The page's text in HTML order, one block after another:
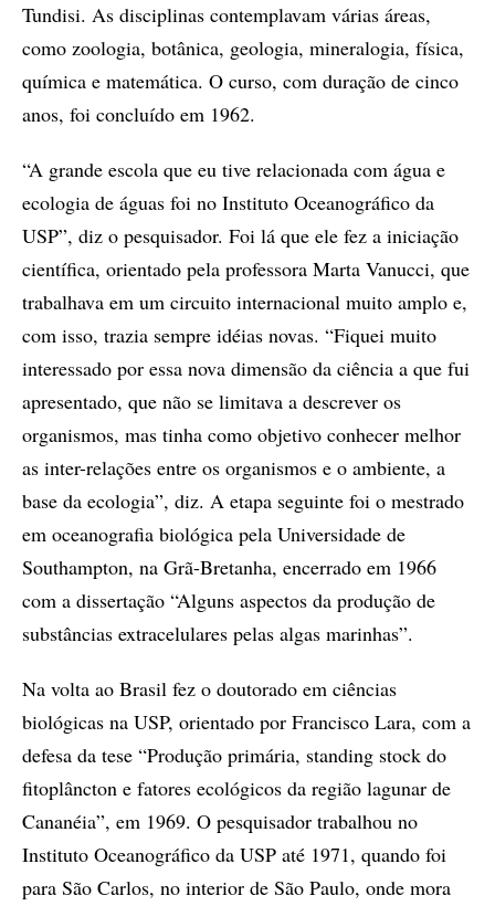
Tundisi. As disciplinas contemplavam várias áreas,
como zoologia, botânica, geologia, mineralogia, física,
química e matemática. O curso, com duração de cinco
anos, foi concluído em 1962.
“A grande escola que eu tive relacionada com água e
ecologia de águas foi no Instituto Oceanográfico da
USP”, diz o pesquisador. Foi lá que ele fez a iniciação
científica, orientado pela professora Marta Vanucci, que
trabalhava em um circuito internacional muito amplo e,
com isso, trazia sempre idéias novas. “Fiquei muito
interessado por essa nova dimensão da ciência a que fui
apresentado, que não se limitava a descrever os
organismos, mas tinha como objetivo conhecer melhor
as inter-relações entre os organismos e o ambiente, a
base da ecologia”, diz. A etapa seguinte foi o mestrado
em oceanografia biológica pela Universidade de
Southampton, na Grã-Bretanha, encerrado em 1966
com a dissertação “Alguns aspectos da produção de
substâncias extracelulares pelas algas marinhas”.
Na volta ao Brasil fez o doutorado em ciências
biológicas na USP, orientado por Francisco Lara, com a
defesa da tese “Produção primária, standing stock do
fitoplâncton e fatores ecológicos da região lagunar de
Cananéia”, em 1969. O pesquisador trabalhou no
Instituto Oceanográfico da USP até 1971, quando foi
para São Carlos, no interior de São Paulo, onde mora